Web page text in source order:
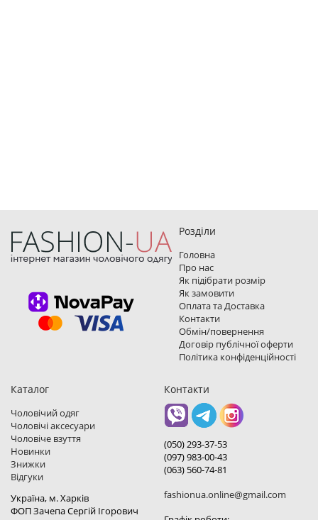
Розділи
Головна
Про нас
Як підібрати розмір
Як замовити
Оплата та Доставка
Контакти
Обмін/повернення
Договір публічної оферти
Політика конфіденційності
Каталог
Чоловічий одяг
Чоловічі аксесуари
Чоловіче взуття
Новинки
Знижки
Відгуки
Україна, м. Харкiв
ФОП Зачепа Сергій Ігорович
Контакти
(050) 293-37-53
(097) 983-00-43
(063) 560-74-81
fashionua.online@gmail.com